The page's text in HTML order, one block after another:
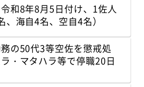
和8年8月5日付け、1佐人
、海自4名、空自4名）
の50代3等空佐を懲戒処
・マタハラ等で停職20日